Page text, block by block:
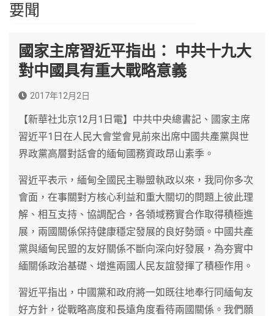
要聞
國家主席習近平指出： 中共十九大
對中國具有重大戰略意義
2017年12月2日
【新華社北京12月1日電】中共中央總書記、國家主席
習近平1日在人民大會堂會見前來出席中國共產黨與世
界政黨高層對話會的緬甸國務資政昂山素季。
習近平表示，緬甸全國民主聯盟執政以來，我同你多次
會面，在事關對方核心利益和重大關切的問題上彼此理
解、相互支持、協調配合，各領域務實合作取得積極進
展，兩國關係保持健康穩定發展的良好勢頭。中國共產
黨與緬甸民盟的友好關係不斷向深向好發展，為夯實中
緬關係政治基礎、增進兩國人民友誼發揮了積極作用。
習近平指出，中國黨和政府將一如既往地奉行同緬甸友
好方針，從戰略高度和長遠角度看待兩國關係。我們願